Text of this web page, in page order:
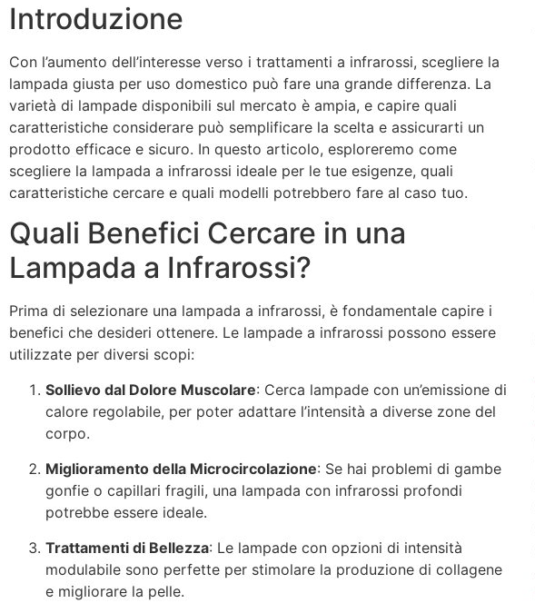
Introduzione
Con l’aumento dell’interesse verso i trattamenti a infrarossi, scegliere la
lampada giusta per uso domestico può fare una grande differenza. La
varietà di lampade disponibili sul mercato è ampia, e capire quali
caratteristiche considerare può semplificare la scelta e assicurarti un
prodotto efficace e sicuro. In questo articolo, esploreremo come
scegliere la lampada a infrarossi ideale per le tue esigenze, quali
caratteristiche cercare e quali modelli potrebbero fare al caso tuo.
Quali Benefici Cercare in una
Lampada a Infrarossi?
Prima di selezionare una lampada a infrarossi, è fondamentale capire i
benefici che desideri ottenere. Le lampade a infrarossi possono essere
utilizzate per diversi scopi:
Sollievo dal Dolore Muscolare: Cerca lampade con un’emissione di
calore regolabile, per poter adattare l’intensità a diverse zone del
corpo.
Miglioramento della Microcircolazione: Se hai problemi di gambe
gonfie o capillari fragili, una lampada con infrarossi profondi
potrebbe essere ideale.
Trattamenti di Bellezza: Le lampade con opzioni di intensità
modulabile sono perfette per stimolare la produzione di collagene
e migliorare la pelle.